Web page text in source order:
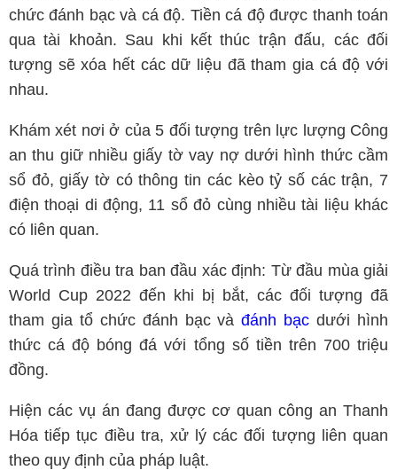
chức đánh bạc và cá độ. Tiền cá độ được thanh toán
qua tài khoản. Sau khi kết thúc trận đấu, các đối
tượng sẽ xóa hết các dữ liệu đã tham gia cá độ với
nhau.
Khám xét nơi ở của 5 đối tượng trên lực lượng Công
an thu giữ nhiều giấy tờ vay nợ dưới hình thức cầm
sổ đỏ, giấy tờ có thông tin các kèo tỷ số các trận, 7
điện thoại di động, 11 sổ đỏ cùng nhiều tài liệu khác
có liên quan.
Quá trình điều tra ban đầu xác định: Từ đầu mùa giải
World Cup 2022 đến khi bị bắt, các đối tượng đã
tham gia tổ chức đánh bạc vàđánh bạc dưới hình
thức cá độ bóng đá với tổng số tiền trên 700 triệu
đồng.
Hiện các vụ án đang được cơ quan công an Thanh
Hóa tiếp tục điều tra, xử lý các đối tượng liên quan
theo quy định của pháp luật.